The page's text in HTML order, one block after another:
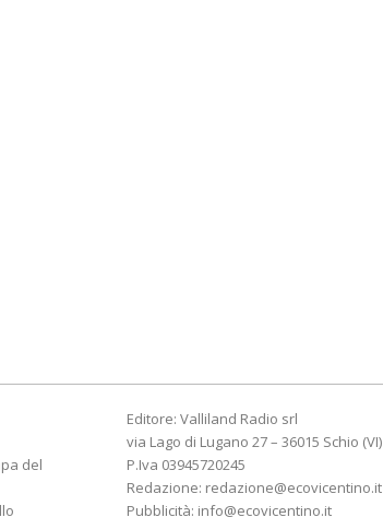
del
Editore: Valliland Radio srl
via Lago di Lugano 27 – 36015 Schio (VI)
P.Iva 03945720245
Redazione: redazione@ecovicentino.it
Pubblicità: info@ecovicentino.it